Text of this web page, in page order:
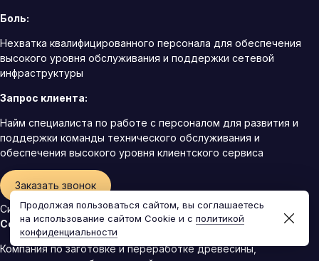
Боль:
Нехватка квалифицированного персонала для обеспечения
высокого уровня обслуживания и поддержки сетевой
инфраструктуры
Запрос клиента:
Найм специалиста по работе с персоналом для развития и
поддержки команды технического обслуживания и
обеспечения высокого уровня клиентского сервиса
Заказать звонок
СибирьЛес
Сфера деятельности:
Компания по заготовке и переработке древесины,
Продолжая пользоваться сайтом, вы соглашаетесь
на использование сайтом Cookie и с политикой
конфиденциальности